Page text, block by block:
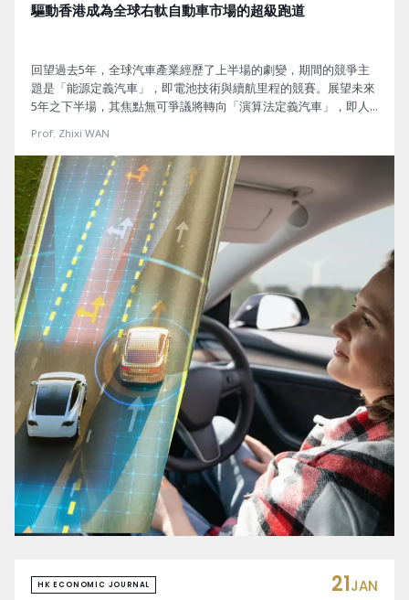
驅動香港成為全球右軚自動車市場的超級跑道
回望過去5年，全球汽車產業經歷了上半場的劇變，期間的競爭主
題是「能源定義汽車」，即電池技術與續航里程的競賽。展望未來
5年之下半場，其焦點無可爭議將轉向「演算法定義汽車」，即人
2000 億美元的市場規模。
Prof. Zhixi WAN
HK ECONOMIC JOURNAL 21JAN